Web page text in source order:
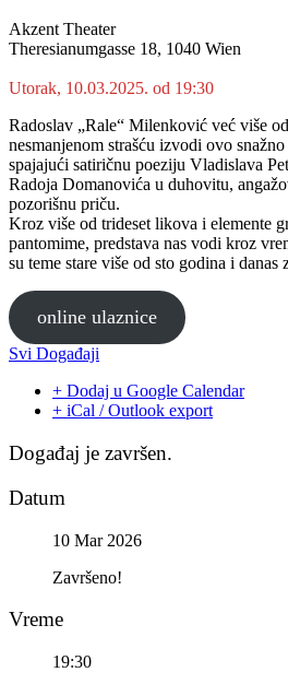
Akzent Theater
Theresianumgasse 18, 1040 Wien
Utorak, 10.03.2025. od 19:30
Radoslav „Rale“ Milenković već više
nesmanjenom strašću izvodi ovo
spajajući satiričnu poeziju Vladislava
Radoja Domanovića u duhovitu,
pozorišnu priču.
Kroz više od trideset likova i elemente
pantomime, predstava nas vodi kroz
su teme stare više od sto godina i danas
online ulaznice
Svi Događaji
+ Dodaj u Google Calendar
+ iCal / Outlook export
Događaj je završen.
Datum
10 Mar 2026
Završeno!
Vreme
19:30